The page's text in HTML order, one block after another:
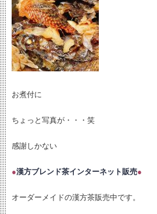
お煮付に
ちょっと写真が・・・笑
感謝しかない
●漢方ブレンド茶インターネット販売●
オーダーメイドの漢方茶販売中です。